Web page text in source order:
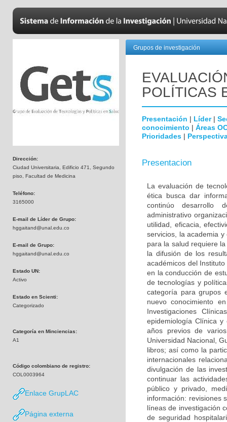
Dirección:
Ciudad Universitaria, Edificio 471, Segundo
piso, Facultad de Medicina
Teléfono:
3165000
E-mail de Líder de Grupo:
hggaitand@unal.edu.co
E-mail de Grupo:
hggaitand@unal.edu.co
Estado UN:
Activo
Estado en Scienti:
Categorizado
Categoría en Minciencias:
A1
Código colombiano de registro:
COL0003964
Enlace GrupLAC
Página externa
Grupos de investigación
POLÍTICAS
Presentación | Líder|
conocimiento | Áreas
Prioridades |
Presentacion
La evaluación de
ética busca dar
continúo desarrollo
administrativo
utilidad, eficacia,
servicios, la academia
para la salud requiere
la difusión de los
académicos del
en la conducción de
de tecnologías y
categoría para grupos
nuevo conocimiento
Investigaciones
epidemiología Clínica y
años previos de
Universidad Nacional,
libros; así como la
internacionales
divulgación de las
continuar las
público y privado,
información: revisiones
líneas de investigación
de seguridad